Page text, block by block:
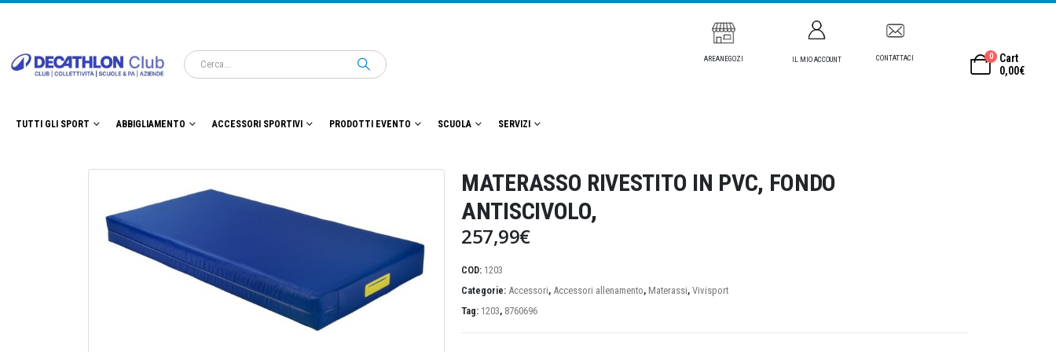
AREANEGOZI IL MIO ACCOUNT CONTATTACI 0
Cart
0,00€
TUTTI GLI SPORT ABBIGLIAMENTO ACCESSORI SPORTIVI PRODOTTI EVENTO SCUOLA SERVIZI
MATERASSO RIVESTITO IN PVC, FONDO
ANTISCIVOLO,
257,99€
COD: 1203
Categorie: Accessori, Accessori allenamento, Materassi, Vivisport
Tag: 1203, 8760696